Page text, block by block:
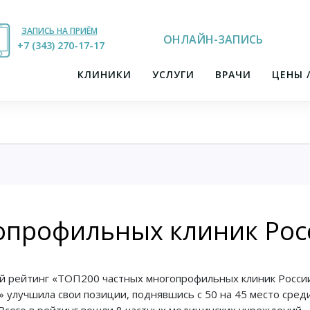
ЗАПИСЬ НА ПРИЁМ
+7 (343) 270-17-21
+7 (343) 270-17-17 ОНЛАЙН-ЗАПИСЬ
КЛИНИКИ УСЛУГИ ВРАЧИ ЦЕНЫ
клиник
рейтинг «ТОП200 частных многопрофильных клиник
свои позиции, поднявшись с 50 на 45 место